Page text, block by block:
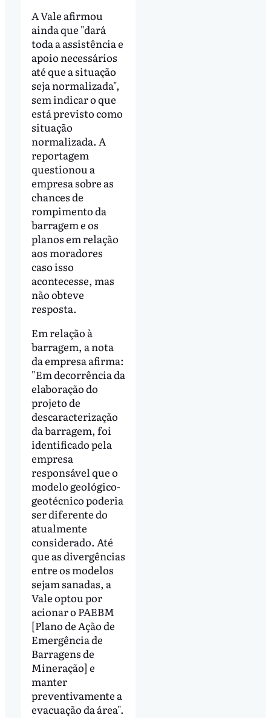
A Vale afirmou
ainda que "dará
toda a assistência e
apoio necessários
até que a situação
seja normalizada",
sem indicar o que
está previsto como
situação
normalizada. A
reportagem
questionou a
empresa sobre as
chances de
rompimento da
barragem e os
planos em relação
aos moradores
caso isso
acontecesse, mas
não obteve
resposta.
Em relação à
barragem, a nota
da empresa afirma:
"Em decorrência da
elaboração do
projeto de
descaracterização
da barragem, foi
identificado pela
empresa
responsável que o
modelo geológico-
geotécnico poderia
ser diferente do
atualmente
considerado. Até
que as divergências
entre os modelos
sejam sanadas, a
Vale optou por
acionar o PAEBM
[Plano de Ação de
Emergência de
Barragens de
Mineração] e
manter
preventivamente a
evacuação da área".